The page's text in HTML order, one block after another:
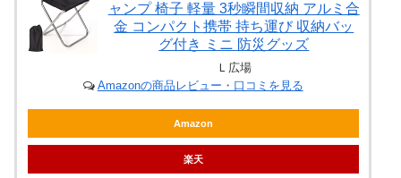
ャンプ 椅子 軽量 3秒瞬間収納 アルミ合
金 コンパクト携帯 持ち運び 収納バッ
グ付き ミニ 防災グッズ
Ｌ広場
Amazonの商品レビュー・口コミを見る
Amazon
楽天